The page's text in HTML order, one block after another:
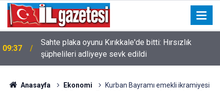
09:37
Sahte plaka oyunu Kırıkkale'de bitti: Hırsızlık
şüphelileri adliyeye sevk edildi
Anasayfa Ekonomi
Kurban Bayramı emekli ikramiyesi